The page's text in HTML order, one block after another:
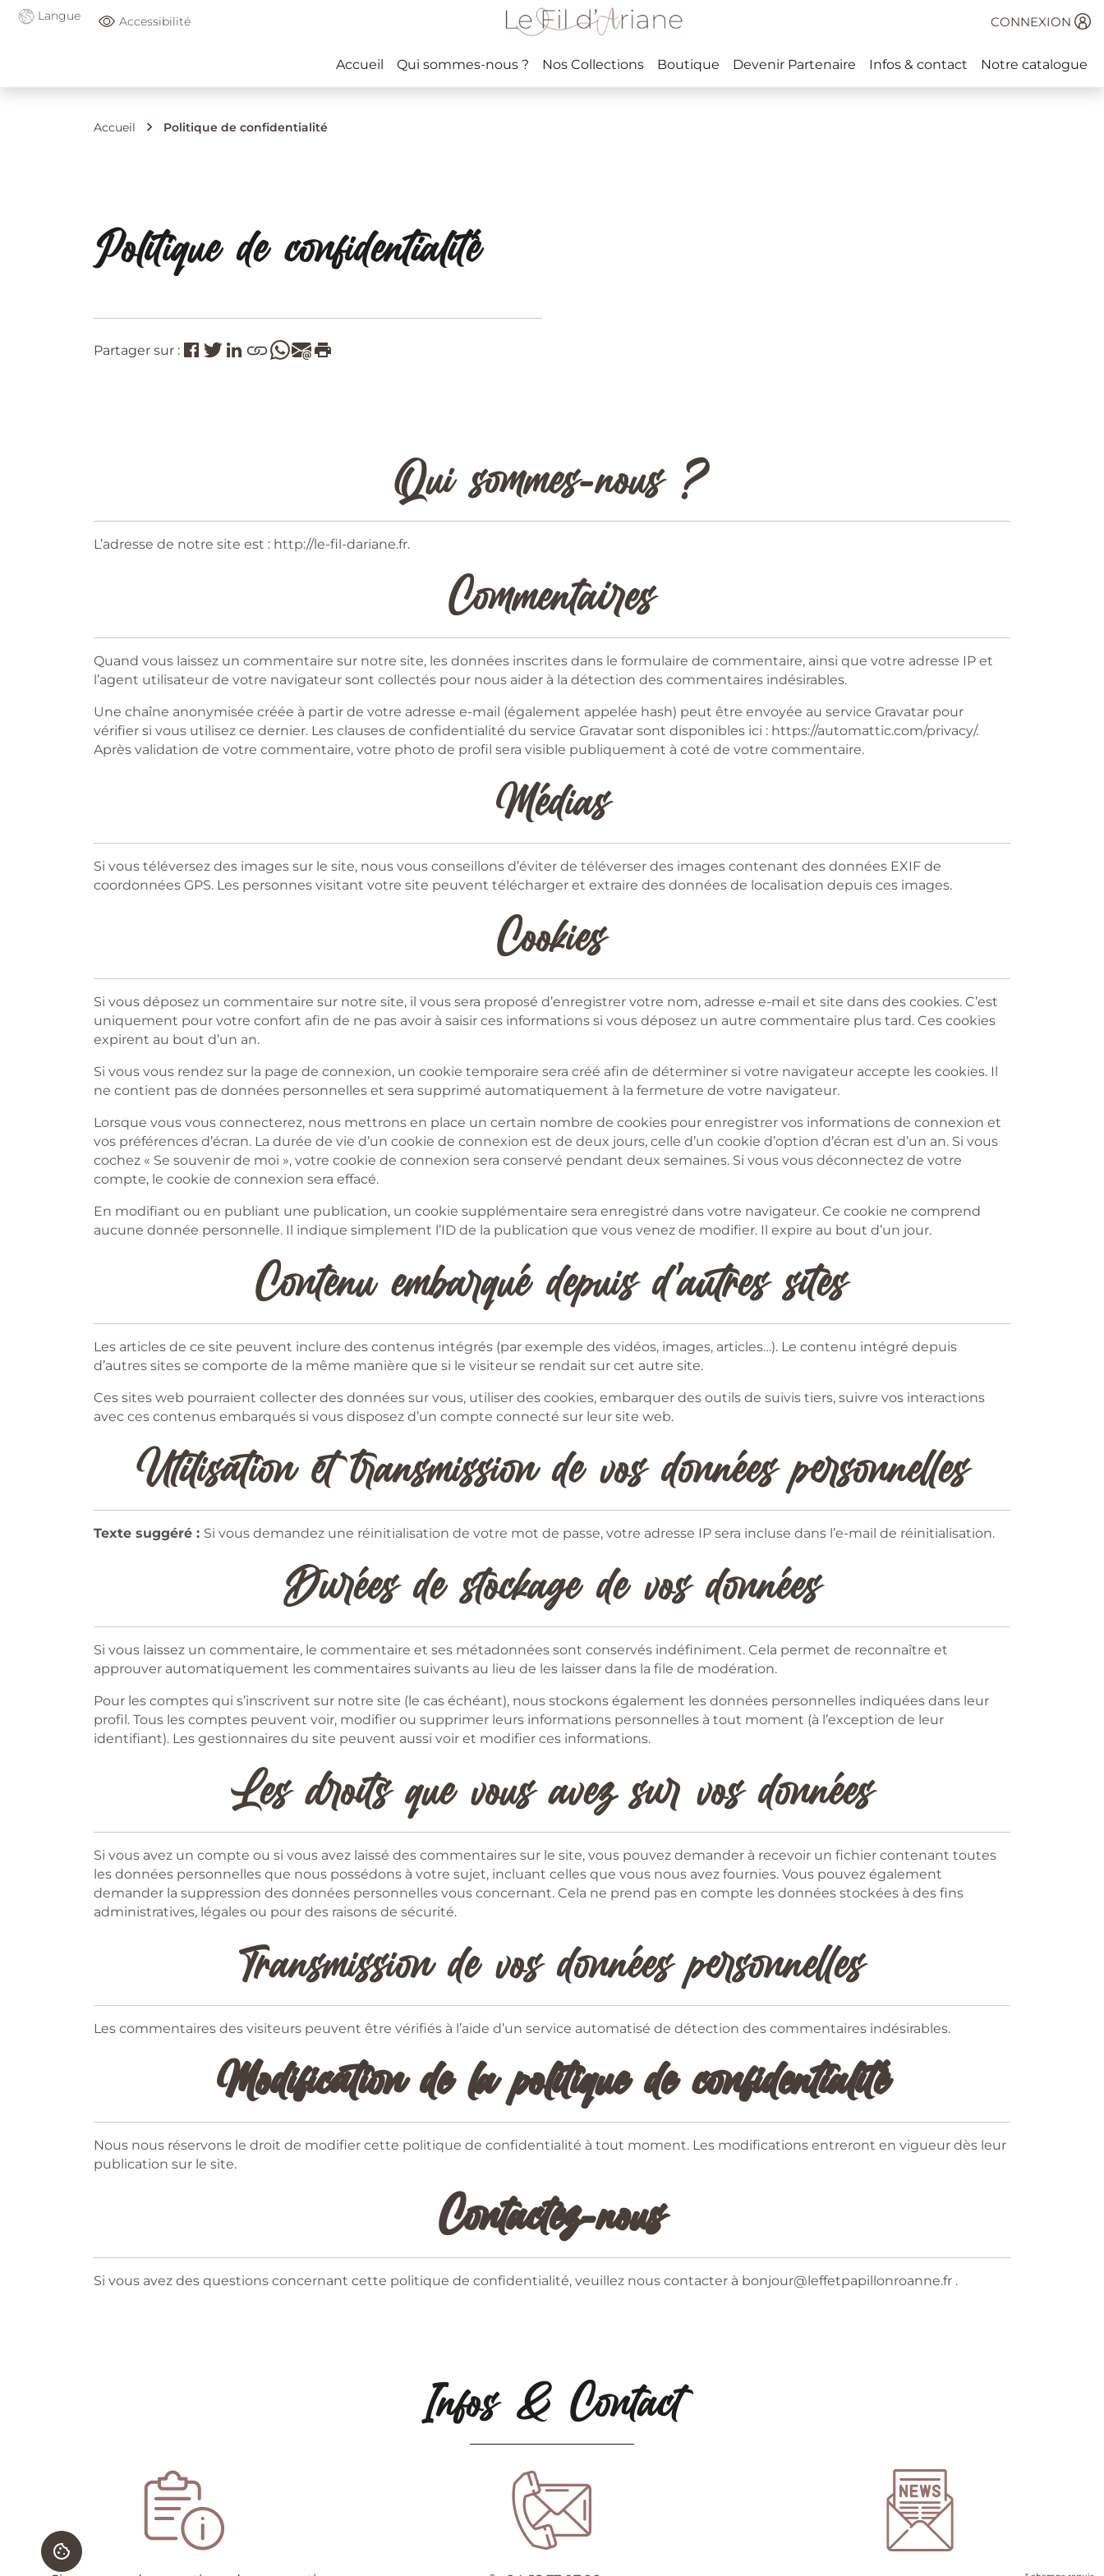
Langue Accessibilité CONNEXION
Accueil Qui sommes-nous ? Nos Collections Boutique Devenir Partenaire Infos & contact Notre catalogue
Accueil Politique de confidentialité
Politique de confidentialité
Partager sur :
Qui sommes-nous ?
L’adresse de notre site est : http://le-fil-dariane.fr.
Commentaires
Quand vous laissez un commentaire sur notre site, les données inscrites dans le formulaire de commentaire, ainsi que votre adresse IP et
l’agent utilisateur de votre navigateur sont collectés pour nous aider à la détection des commentaires indésirables.
Une chaîne anonymisée créée à partir de votre adresse e-mail (également appelée hash) peut être envoyée au service Gravatar pour
vérifier si vous utilisez ce dernier. Les clauses de confidentialité du service Gravatar sont disponibles ici : https://automattic.com/privacy/.
Après validation de votre commentaire, votre photo de profil sera visible publiquement à coté de votre commentaire.
Médias
Si vous téléversez des images sur le site, nous vous conseillons d’éviter de téléverser des images contenant des données EXIF de
coordonnées GPS. Les personnes visitant votre site peuvent télécharger et extraire des données de localisation depuis ces images.
Cookies
Si vous déposez un commentaire sur notre site, il vous sera proposé d’enregistrer votre nom, adresse e-mail et site dans des cookies. C’est
uniquement pour votre confort afin de ne pas avoir à saisir ces informations si vous déposez un autre commentaire plus tard. Ces cookies
expirent au bout d’un an.
Si vous vous rendez sur la page de connexion, un cookie temporaire sera créé afin de déterminer si votre navigateur accepte les cookies. Il
ne contient pas de données personnelles et sera supprimé automatiquement à la fermeture de votre navigateur.
Lorsque vous vous connecterez, nous mettrons en place un certain nombre de cookies pour enregistrer vos informations de connexion et
vos préférences d’écran. La durée de vie d’un cookie de connexion est de deux jours, celle d’un cookie d’option d’écran est d’un an. Si vous
cochez « Se souvenir de moi », votre cookie de connexion sera conservé pendant deux semaines. Si vous vous déconnectez de votre
compte, le cookie de connexion sera effacé.
En modifiant ou en publiant une publication, un cookie supplémentaire sera enregistré dans votre navigateur. Ce cookie ne comprend
aucune donnée personnelle. Il indique simplement l’ID de la publication que vous venez de modifier. Il expire au bout d’un jour.
Contenu embarqué depuis d’autres sites
Les articles de ce site peuvent inclure des contenus intégrés (par exemple des vidéos, images, articles…). Le contenu intégré depuis
d’autres sites se comporte de la même manière que si le visiteur se rendait sur cet autre site.
Ces sites web pourraient collecter des données sur vous, utiliser des cookies, embarquer des outils de suivis tiers, suivre vos interactions
avec ces contenus embarqués si vous disposez d’un compte connecté sur leur site web.
Utilisation et transmission de vos données personnelles
Texte suggéré : Si vous demandez une réinitialisation de votre mot de passe, votre adresse IP sera incluse dans l’e-mail de réinitialisation.
Durées de stockage de vos données
Si vous laissez un commentaire, le commentaire et ses métadonnées sont conservés indéfiniment. Cela permet de reconnaître et
approuver automatiquement les commentaires suivants au lieu de les laisser dans la file de modération.
Pour les comptes qui s’inscrivent sur notre site (le cas échéant), nous stockons également les données personnelles indiquées dans leur
profil. Tous les comptes peuvent voir, modifier ou supprimer leurs informations personnelles à tout moment (à l’exception de leur
identifiant). Les gestionnaires du site peuvent aussi voir et modifier ces informations.
Les droits que vous avez sur vos données
Si vous avez un compte ou si vous avez laissé des commentaires sur le site, vous pouvez demander à recevoir un fichier contenant toutes
les données personnelles que nous possédons à votre sujet, incluant celles que vous nous avez fournies. Vous pouvez également
demander la suppression des données personnelles vous concernant. Cela ne prend pas en compte les données stockées à des fins
administratives, légales ou pour des raisons de sécurité.
Transmission de vos données personnelles
Les commentaires des visiteurs peuvent être vérifiés à l’aide d’un service automatisé de détection des commentaires indésirables.
Modification de la politique de confidentialité
Nous nous réservons le droit de modifier cette politique de confidentialité à tout moment. Les modifications entreront en vigueur dès leur
publication sur le site.
Contactez-nous
Si vous avez des questions concernant cette politique de confidentialité, veuillez nous contacter à bonjour@leffetpapillonroanne.fr .
Infos & Contact